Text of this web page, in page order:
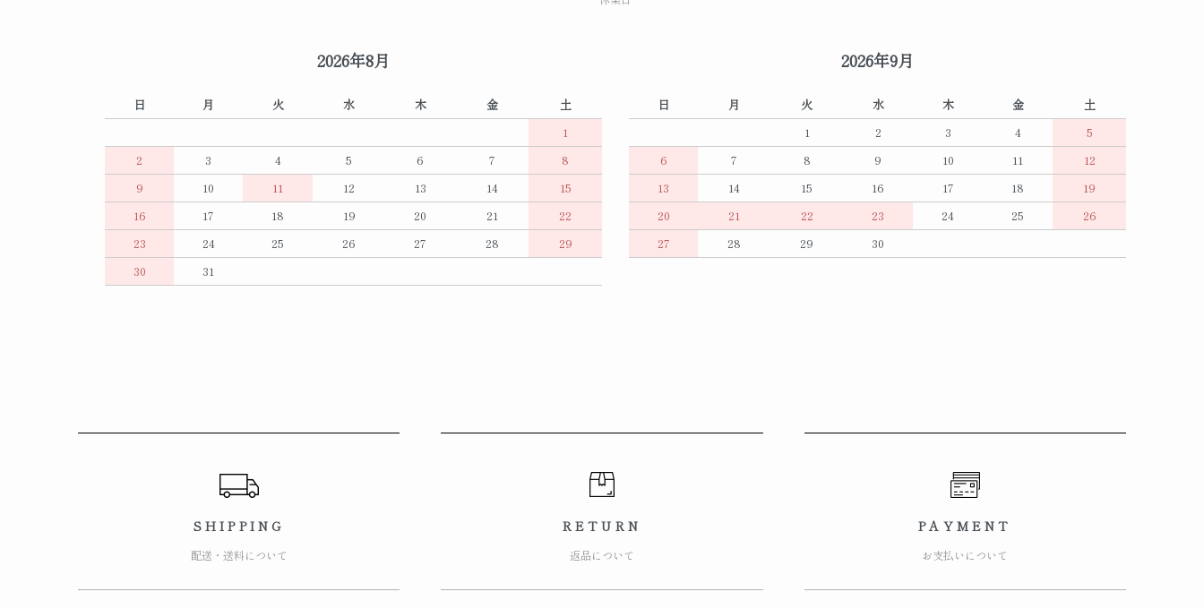
2026年8月
日 月 火 水 木 金
土
1
2
3 4 5 6 7
8
9
10 11 12 13 14
15
16
17 18 19 20 21
22
23
24 25 26 27 28
29
30
31
2026年9月
日 月 火 水 木 金
土
1
2 3 4
5
6
7 8 9 10 11
12
13
14 15 16 17 18
19
20
21 22 23 24 25
26
27
28 29 30
SHIPPING
配送・送料について
RETURN
返品について
PAYMENT
お支払いについて